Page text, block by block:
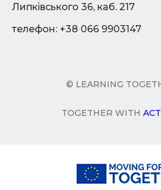
Липківського 36, каб. 217
телефон: +38 066 9903147
© LEARNING
TOGETHER WITH